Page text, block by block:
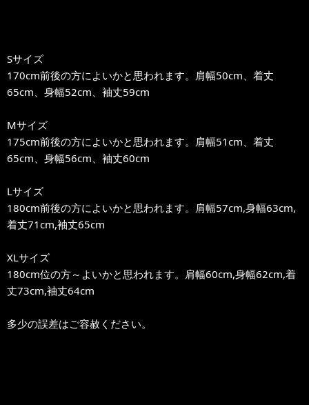
Sサイズ
170cm前後の方によいかと思われます。肩幅50cm、着丈
65cm、身幅52cm、袖丈59cm
Mサイズ
175cm前後の方によいかと思われます。肩幅51cm、着丈
65cm、身幅56cm、袖丈60cm
Lサイズ
180cm前後の方によいかと思われます。肩幅57cm,身幅63cm,
着丈71cm,袖丈65cm
XLサイズ
180cm位の方～よいかと思われます。肩幅60cm,身幅62cm,着
丈73cm,袖丈64cm
多少の誤差はご容赦ください。